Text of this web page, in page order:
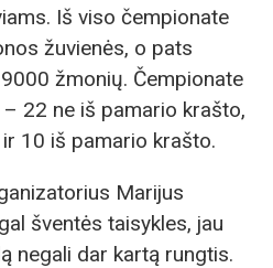
Iš viso čempionate
žuvienės, o pats
žmonių. Čempionate
22 ne iš pamario krašto,
10 iš pamario krašto.
Marijus
šventės taisykles, jau
negali dar kartą rungtis.